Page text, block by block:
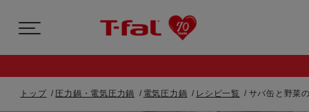
トップ 圧力鍋・電気圧力鍋 電気圧力鍋 レシピ一覧 サバ缶と野菜